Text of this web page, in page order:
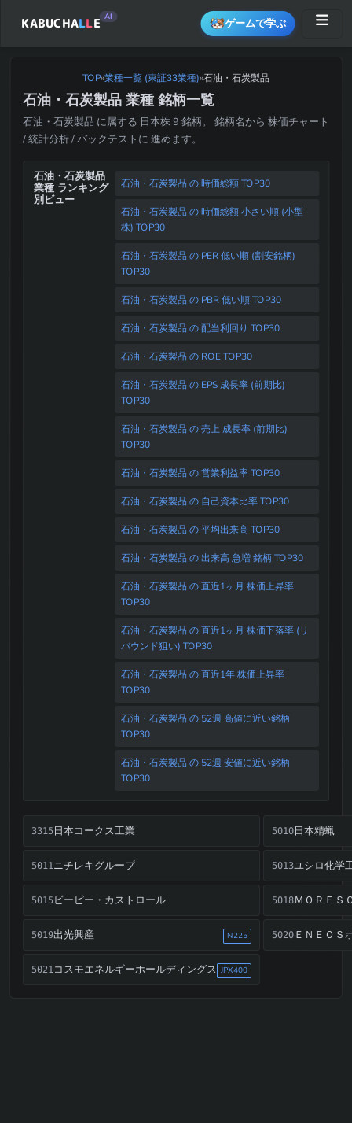
KABUCHALLE AI
ゲームで学ぶ
TOP»業種一覧 (東証33業種)»石油・石炭製品
石油・石炭製品 業種 銘柄一覧
石油・石炭製品 に属する 日本株 9 銘柄。 銘柄名から 株価チャート
/ 統計分析 / バックテストに 進めます。
石油・石炭製品
業種 ランキング
別ビュー
石油・石炭製品 の 時価総額 TOP30
石油・石炭製品 の 時価総額 小さい順 (小型
株) TOP30
石油・石炭製品 の PER 低い順 (割安銘柄)
TOP30
石油・石炭製品 の PBR 低い順 TOP30
石油・石炭製品 の 配当利回り TOP30
石油・石炭製品 の ROE TOP30
石油・石炭製品 の EPS 成長率 (前期比)
TOP30
石油・石炭製品 の 売上 成長率 (前期比)
TOP30
石油・石炭製品 の 営業利益率 TOP30
石油・石炭製品 の 自己資本比率 TOP30
石油・石炭製品 の 平均出来高 TOP30
石油・石炭製品 の 出来高 急増 銘柄 TOP30
石油・石炭製品 の 直近1ヶ月 株価上昇率
TOP30
石油・石炭製品 の 直近1ヶ月 株価下落率 (リ
バウンド狙い) TOP30
石油・石炭製品 の 直近1年 株価上昇率
TOP30
石油・石炭製品 の 52週 高値に近い銘柄
TOP30
石油・石炭製品 の 52週 安値に近い銘柄
TOP30
3315日本コークス工業 5010日本精蝋
5011ニチレキグループ 5013ユシロ化学
5015ビーピー・カストロール 5018ＭＯＲＥＳ
5019出光興産 N225 5020ＥＮＥＯＳ
5021コスモエネルギーホールディングス JPX400